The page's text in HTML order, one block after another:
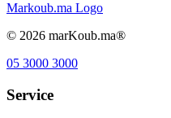
Markoub.ma Logo
© 2026 marKoub.ma®
05 3000 3000
Service